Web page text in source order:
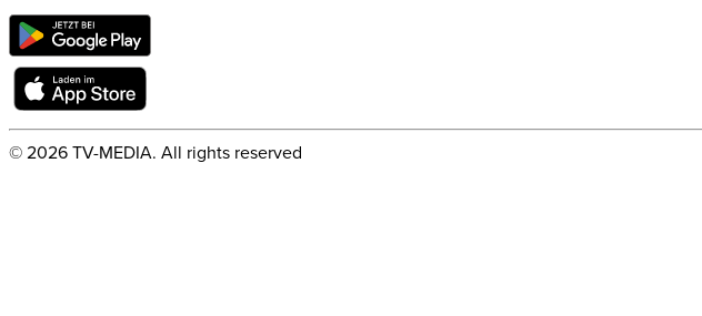
© 2026 TV-MEDIA. All rights reserved